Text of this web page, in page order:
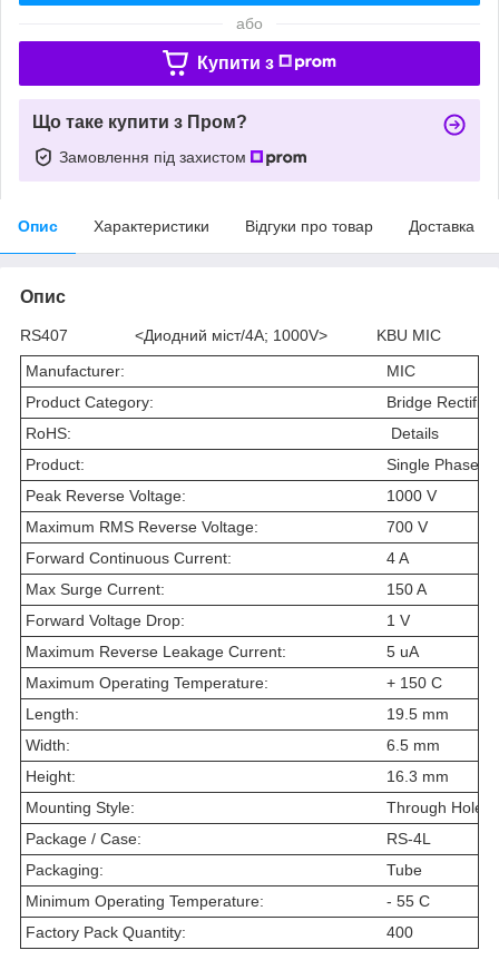
або
Купити з
Що таке купити з Пром?
Замовлення під захистом
Опис Характеристики Відгуки про товар Доставка
Опис
RS407 <Диодний міст/4A; 1000V> KBU MIC
Manufacturer:
MIC
Product Category:
Bridge
RoHS:
Details
Product:
Single Phase
Peak Reverse Voltage:
1000 V
Maximum RMS Reverse Voltage:
700 V
Forward Continuous Current:
4 A
Max Surge Current:
150 A
Forward Voltage Drop:
1 V
Maximum Reverse Leakage Current:
5 uA
Maximum Operating Temperature:
+ 150 C
Length:
19.5 mm
Width:
6.5 mm
Height:
16.3 mm
Mounting Style:
Through Hole
Package / Case:
RS-4L
Packaging:
Tube
Minimum Operating Temperature:
- 55 C
Factory Pack Quantity:
400